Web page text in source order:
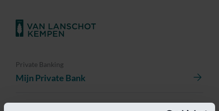
Private Banking
Mijn Private Bank